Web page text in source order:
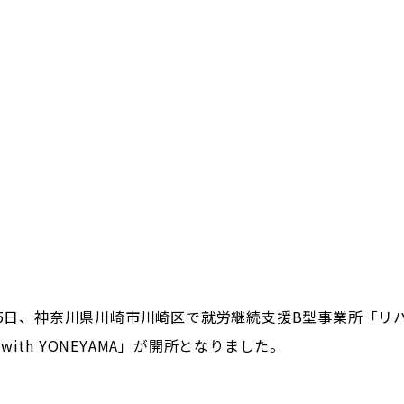
、神奈川県川崎市川崎区で就労継続支援B型事業所「リ
YONEYAMA」が開所となりました。